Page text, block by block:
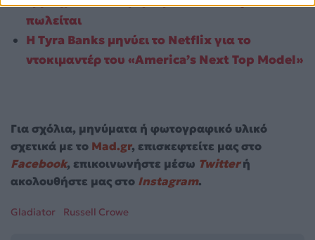
πωλείται
Η Tyra Banks μηνύει το Netflix για το
ντοκιμαντέρ του «America’s Next Top Model»
Για σχόλια, μηνύματα ή φωτογραφικό υλικό
σχετικά με το Mad.gr, επισκεφτείτε μας στο
Facebook, επικοινωνήστε μέσω Twitterή
ακολουθήστε μας στο Instagram.
Gladiator Russell Crowe